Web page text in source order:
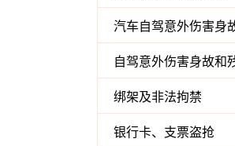
汽车自驾意外伤害身
自驾意外伤害身故和
绑架及非法拘禁
银行卡、支票盗抢